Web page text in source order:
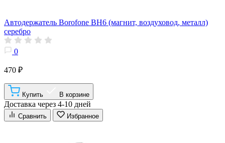
Автодержатель Borofone BH6 (магнит, воздуховод, металл)
серебро
0
470 ₽
Купить В корзине
Доставка через 4-10 дней
Сравнить Избранное